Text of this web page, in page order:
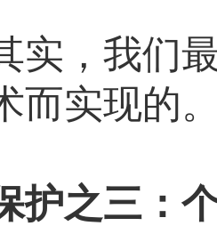
，我们最
而实现的
护之三：